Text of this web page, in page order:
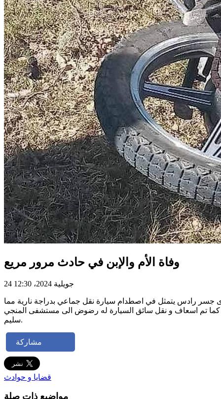
وفاة الأم والإبن في حادث مرور مريع
24 جويلية 2024، 12:30
جسر رادس يتمثل في اصطدام سيارة نقل جماعي بدراجة نارية مما
وتسليمهما الى اعوان شرطة المرور كما تم اسعاف و نقل سائق السيارة له رضوض الى مستشفى المنجي
سليم.
مشاركة
قضايا و حوادث
مواضيع ذات صلة